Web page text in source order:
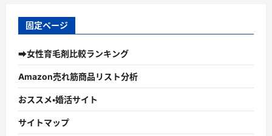
固定ページ
➡女性育毛剤比較ランキング
Amazon売れ筋商品リスト分析
おススメ・婚活サイト
サイトマップ